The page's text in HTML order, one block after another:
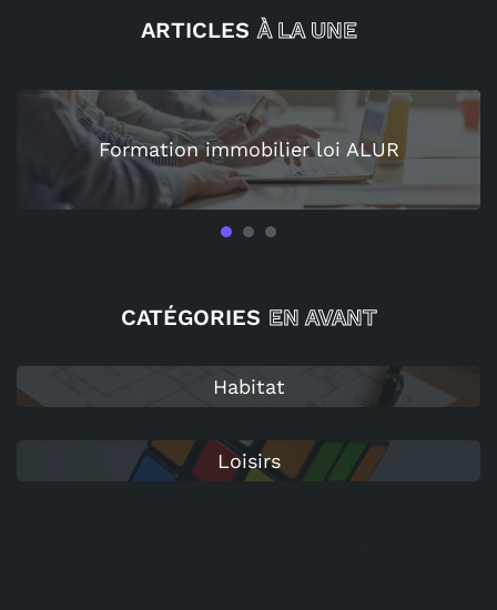
ARTICLES À LA UNE
Formation immobilier loi ALUR
CATÉGORIES EN AVANT
Habitat
Loisirs